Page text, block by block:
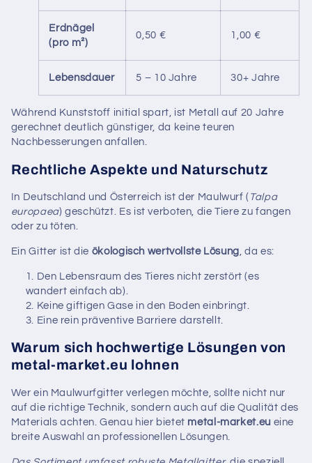
Erdnägel
(pro m²)
0,50 € 1,00 €
Lebensdauer 5 – 10 Jahre 30+ Jahre
Während Kunststoff initial spart, ist Metall auf 20 Jahre
gerechnet deutlich günstiger, da keine teuren
Nachbesserungen anfallen.
Rechtliche Aspekte und Naturschutz
In Deutschland und Österreich ist der Maulwurf ( Talpa
europaea) geschützt. Es ist verboten, die Tiere zu fangen
oder zu töten.
Ein Gitter ist die ökologisch wertvollste Lösung, da es:
Den Lebensraum des Tieres nicht zerstört (es
wandert einfach ab).
Keine giftigen Gase in den Boden einbringt.
Eine rein präventive Barriere darstellt.
Warum sich hochwertige Lösungen von
metal-market.eu lohnen
Wer ein Maulwurfgitter verlegen möchte, sollte nicht nur
auf die richtige Technik, sondern auch auf die Qualität des
Materials achten. Genau hier bietet metal-market.eu eine
breite Auswahl an professionellen Lösungen.